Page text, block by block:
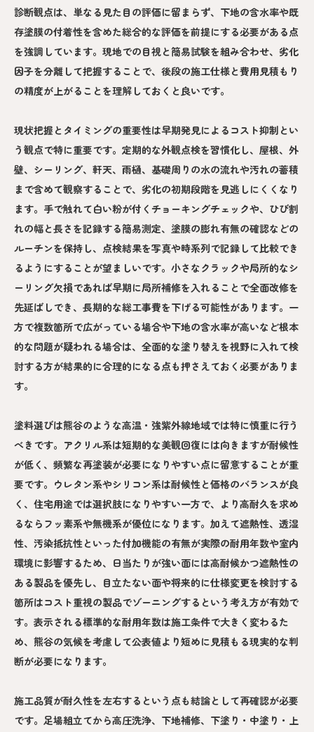
診断観点は、単なる見た目の評価に留まらず、下地の含水率や既
存塗膜の付着性を含めた総合的な評価を前提にする必要がある点
を強調しています。現地での目視と簡易試験を組み合わせ、劣化
因子を分離して把握することで、後段の施工仕様と費用見積もり
の精度が上がることを理解しておくと良いです。
現状把握とタイミングの重要性は早期発見によるコスト抑制とい
う観点で特に重要です。定期的な外観点検を習慣化し、屋根、外
壁、シーリング、軒天、雨樋、基礎周りの水の流れや汚れの蓄積
まで含めて観察することで、劣化の初期段階を見逃しにくくなり
ます。手で触れて白い粉が付くチョーキングチェックや、ひび割
れの幅と長さを記録する簡易測定、塗膜の膨れ有無の確認などの
ルーチンを保持し、点検結果を写真や時系列で記録して比較でき
るようにすることが望ましいです。小さなクラックや局所的なシ
ーリング欠損であれば早期に局所補修を入れることで全面改修を
先延ばしでき、長期的な総工事費を下げる可能性があります。一
方で複数箇所で広がっている場合や下地の含水率が高いなど根本
的な問題が疑われる場合は、全面的な塗り替えを視野に入れて検
討する方が結果的に合理的になる点も押さえておく必要がありま
す。
塗料選びは熊谷のような高温・強紫外線地域では特に慎重に行う
べきです。アクリル系は短期的な美観回復には向きますが耐候性
が低く、頻繁な再塗装が必要になりやすい点に留意することが重
要です。ウレタン系やシリコン系は耐候性と価格のバランスが良
く、住宅用途では選択肢になりやすい一方で、より高耐久を求め
るならフッ素系や無機系が優位になります。加えて遮熱性、透湿
性、汚染抵抗性といった付加機能の有無が実際の耐用年数や室内
環境に影響するため、日当たりが強い面には高耐候かつ遮熱性の
ある製品を優先し、目立たない面や将来的に仕様変更を検討する
箇所はコスト重視の製品でゾーニングするという考え方が有効で
す。表示される標準的な耐用年数は施工条件で大きく変わるた
め、熊谷の気候を考慮して公表値より短めに見積もる現実的な判
断が必要になります。
施工品質が耐久性を左右するという点も結論として再確認が必要
です。足場組立てから高圧洗浄、下地補修、下塗り・中塗り・上